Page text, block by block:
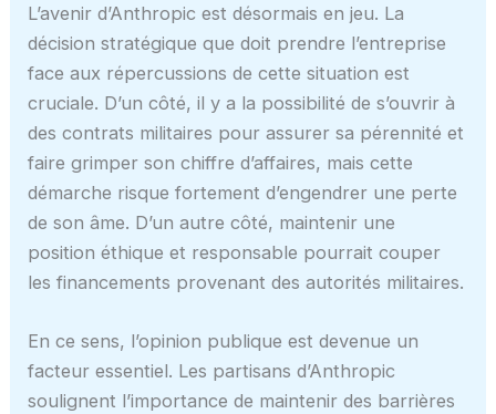
L’avenir d’Anthropic est désormais en jeu. La
décision stratégique que doit prendre l’entreprise
face aux répercussions de cette situation est
cruciale. D’un côté, il y a la possibilité de s’ouvrir à
des contrats militaires pour assurer sa pérennité et
faire grimper son chiffre d’affaires, mais cette
démarche risque fortement d’engendrer une perte
de son âme. D’un autre côté, maintenir une
position éthique et responsable pourrait couper
les financements provenant des autorités militaires.
En ce sens, l’opinion publique est devenue un
facteur essentiel. Les partisans d’Anthropic
soulignent l’importance de maintenir des barrières